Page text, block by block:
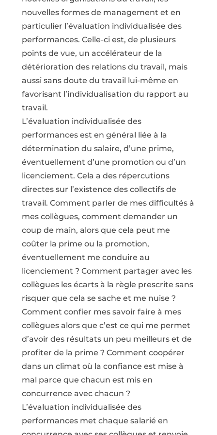
nouvelles formes de management et en
particulier l’évaluation individualisée des
performances. Celle-ci est, de plusieurs
points de vue, un accélérateur de la
détérioration des relations du travail, mais
aussi sans doute du travail lui-même en
favorisant l’individualisation du rapport au
travail.
L’évaluation individualisée des
performances est en général liée à la
détermination du salaire, d’une prime,
éventuellement d’une promotion ou d’un
licenciement. Cela a des répercutions
directes sur l’existence des collectifs de
travail. Comment parler de mes difficultés à
mes collègues, comment demander un
coup de main, alors que cela peut me
coûter la prime ou la promotion,
éventuellement me conduire au
licenciement ? Comment partager avec les
collègues les écarts à la règle prescrite sans
risquer que cela se sache et me nuise ?
Comment confier mes savoir faire à mes
collègues alors que c’est ce qui me permet
d’avoir des résultats un peu meilleurs et de
profiter de la prime ? Comment coopérer
dans un climat où la confiance est mise à
mal parce que chacun est mis en
concurrence avec chacun ?
L’évaluation individualisée des
performances met chaque salarié en